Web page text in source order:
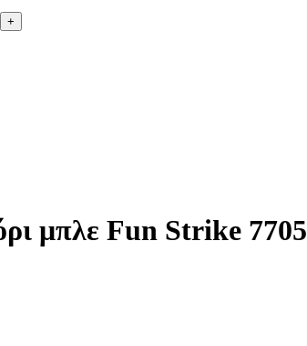
μπλε Fun Strike 7705